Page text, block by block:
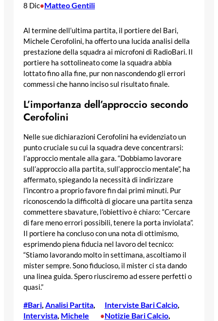
8 Dic•Matteo Gentili
Al termine dell’ultima partita, il portiere del Bari,
Michele Cerofolini, ha offerto una lucida analisi della
prestazione della squadra ai microfoni di RadioBari. Il
portiere ha sottolineato come la squadra abbia
lottato fino alla fine, pur non nascondendo gli errori
commessi che hanno inciso sul risultato finale.
L’importanza dell’approccio secondo
Cerofolini
Nelle sue dichiarazioni Cerofolini ha evidenziato un
punto cruciale su cui la squadra deve concentrarsi:
l’approccio mentale alla gara. “Dobbiamo lavorare
sull’approccio alla partita, sull’approccio mentale”, ha
affermato, spiegando la necessità di indirizzare
l’incontro a proprio favore fin dai primi minuti. Pur
riconoscendo la difficoltà di giocare una partita senza
commettere sbavature, l’obiettivo è chiaro: “Cercare
di fare meno errori possibili, tenere la porta inviolata”.
Il portiere ha concluso con una nota di ottimismo,
esprimendo piena fiducia nel lavoro del tecnico:
“Stiamo lavorando molto in settimana, ascoltiamo il
mister sempre. Sono fiducioso, il mister ci sta dando
una linea guida. Spero riusciremo ad essere perfetti o
quasi.”
#Bari, Analisi Partita
Intervista, Michele
•
Interviste Bari Calcio
Notizie Bari Calcio